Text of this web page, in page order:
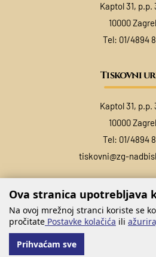
Kaptol 31, p.p.
10000
Tel: 01/4894
Tiskovni
Kaptol 31, p.p.
10000
Tel: 01/4894
tiskovni@zg-
Ova stranica upotrebljava
Na ovoj mrežnoj stranci koriste se
pročitate Postavke kolačića ili
Prihvaćam sve